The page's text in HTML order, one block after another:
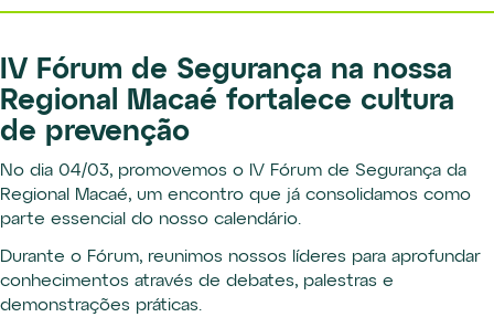
IV Fórum de Segurança na nossa
Regional Macaé fortalece cultura
de prevenção
No dia 04/03, promovemos o IV Fórum de Segurança da
Regional Macaé, um encontro que já consolidamos como
parte essencial do nosso calendário.
Durante o Fórum, reunimos nossos líderes para aprofundar
conhecimentos através de debates, palestras e
demonstrações práticas.